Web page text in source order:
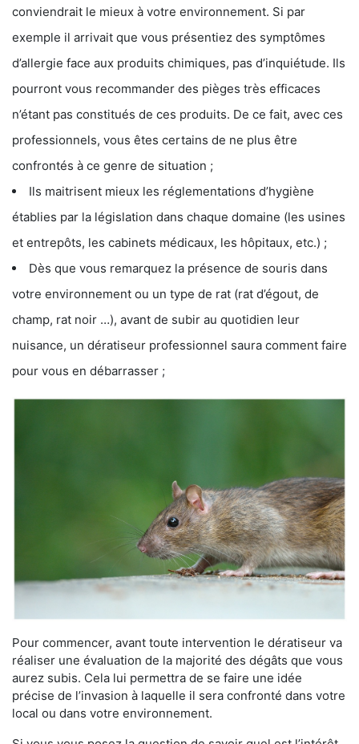
conviendrait le mieux à votre environnement. Si par
exemple il arrivait que vous présentiez des symptômes
d’allergie face aux produits chimiques, pas d’inquiétude. Ils
pourront vous recommander des pièges très efficaces
n’étant pas constitués de ces produits. De ce fait, avec ces
professionnels, vous êtes certains de ne plus être
confrontés à ce genre de situation ;
Ils maitrisent mieux les réglementations d’hygiène
établies par la législation dans chaque domaine (les usines
et entrepôts, les cabinets médicaux, les hôpitaux, etc.) ;
Dès que vous remarquez la présence de souris dans
votre environnement ou un type de rat (rat d’égout, de
champ, rat noir …), avant de subir au quotidien leur
nuisance, un dératiseur professionnel saura comment faire
pour vous en débarrasser ;
Pour commencer, avant toute intervention le dératiseur va
réaliser une évaluation de la majorité des dégâts que vous
aurez subis. Cela lui permettra de se faire une idée
précise de l’invasion à laquelle il sera confronté dans votre
local ou dans votre environnement.